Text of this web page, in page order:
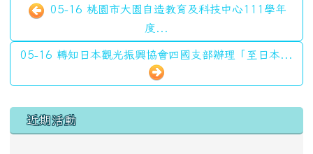
05-16 桃園市大園自造教育及科技中心111學年
度...
05-16 轉知日本觀光振興協會四國支部辦理「至日本...
左邊區域內容
近期活動